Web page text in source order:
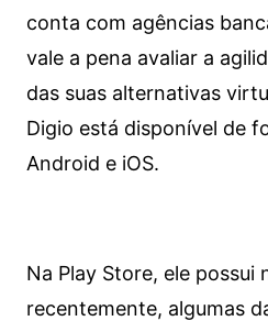
conta com agências
vale a pena avaliar a
das suas alternativas
Digio está disponível de
Android e iOS.
Na Play Store, ele possui
recentemente, algumas